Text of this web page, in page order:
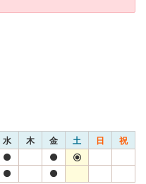
水 木 金 土 日 祝